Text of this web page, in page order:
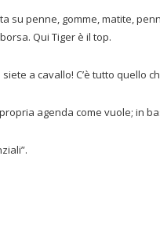
su penne, gomme, matite,
Qui Tiger è il top.
a cavallo! C’è tutto quello
agenda come vuole; in